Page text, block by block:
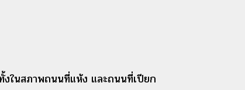
งในสภาพถนนที่แห้ง และถนนที่เปียก